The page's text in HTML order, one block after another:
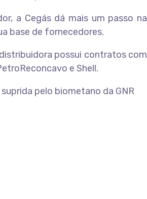
a Cegás dá mais um passo na
base de fornecedores.
possui contratos com
e Shell.
pelo biometano da GNR